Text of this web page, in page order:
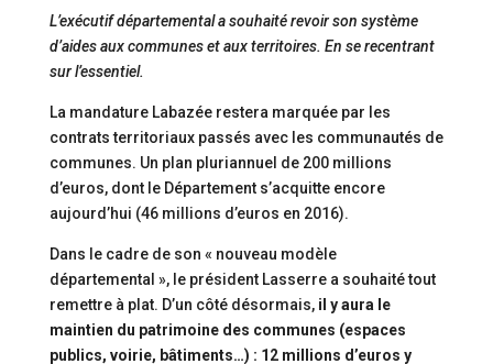
L’exécutif départemental a souhaité revoir son système
d’aides aux communes et aux territoires. En se recentrant
sur l’essentiel.
La mandature Labazée restera marquée par les
contrats territoriaux passés avec les communautés de
communes. Un plan pluriannuel de 200 millions
d’euros, dont le Département s’acquitte encore
aujourd’hui (46 millions d’euros en 2016).
Dans le cadre de son « nouveau modèle
départemental », le président Lasserre a souhaité tout
remettre à plat. D’un côté désormais, il y aura le
maintien du patrimoine des communes (espaces
publics, voirie, bâtiments…) : 12 millions d’euros y